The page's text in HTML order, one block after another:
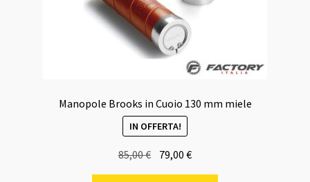
Manopole Brooks in Cuoio 130 mm miele
IN OFFERTA!
85,00€
prezzo
79,00€Il
prezzo